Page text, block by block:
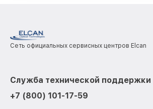
Сеть официальных сервисных центров Elcan
Служба технической поддержки
+7 (800) 101-17-59